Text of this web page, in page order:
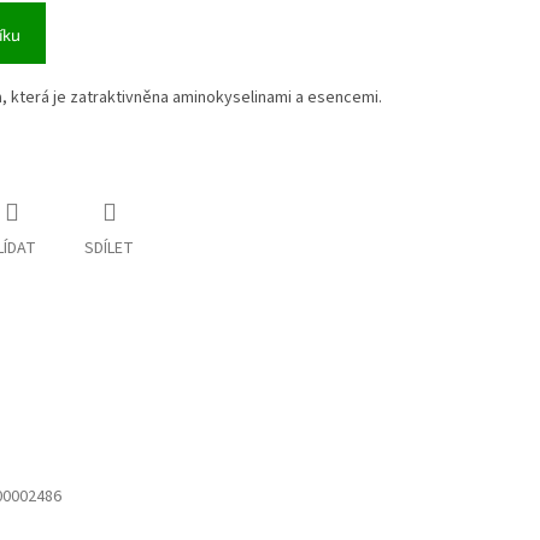
která je zatraktivněna aminokyselinami a esencemi.
SDÍLET